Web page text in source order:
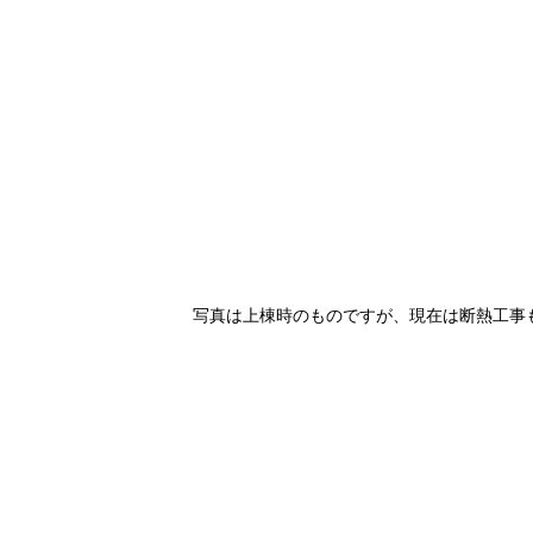
写真は上棟時のものですが、現在は断熱工事